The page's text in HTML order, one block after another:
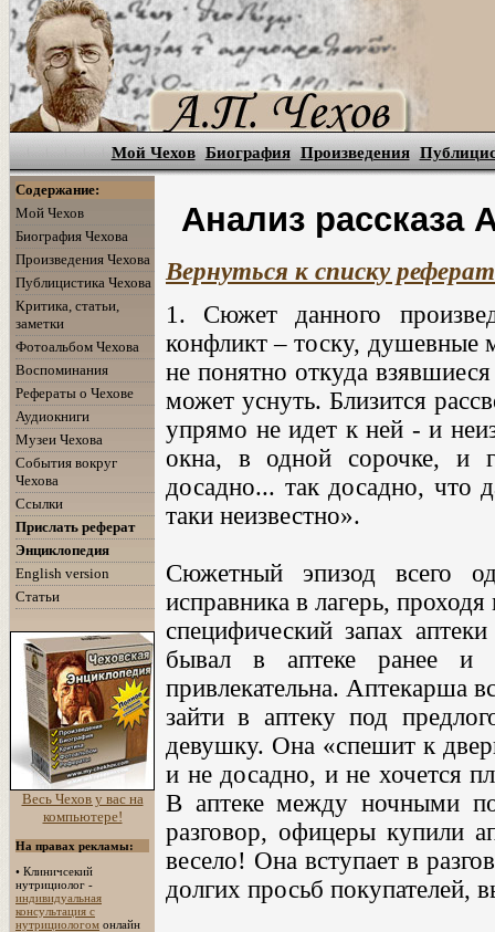
Мой Чехов Биография Произведения
Содержание:
Мой Чехов
Биография Чехова
Произведения Чехова
Публицистика Чехова
Критика, статьи,
заметки
Фотоальбом Чехова
Воспоминания
Рефераты о Чехове
Аудиокниги
Музеи Чехова
События вокруг
Чехова
Ссылки
Прислать реферат
Энциклопедия
English version
Статьи
Весь Чехов у вас на
компьютере!
На правах рекламы:
• Клиничсекий
нутрициолог -
индивидуальная
консультация с
нутрициологом онлайн
Анализ рассказа
Вернуться к списку
1. Сюжет данного
конфликт – тоску, душевные
не понятно откуда
может уснуть. Близится
упрямо не идет к ней - и
окна, в одной сорочке, и
досадно... так досадно, что
таки неизвестно».
Сюжетный эпизод всего
исправника в лагерь,
специфический запах
бывал в аптеке ранее и
привлекательна. Аптекарша
зайти в аптеку под
девушку. Она «спешит к
и не досадно, и не хочется
В аптеке между ночными
разговор, офицеры купили
весело! Она вступает в
долгих просьб покупателей,